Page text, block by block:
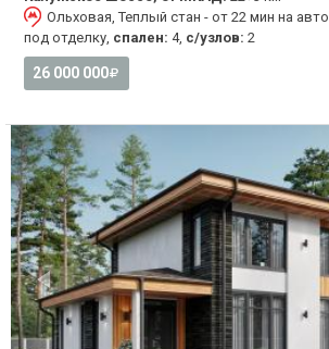
Ольховая, Теплый стан - от 22 мин на авто
под отделку, спален: 4, с/узлов: 2
26 000 000